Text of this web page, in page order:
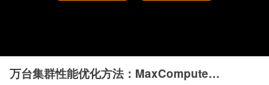
万台集群性能优化方法：MaxCompute性能优化实践